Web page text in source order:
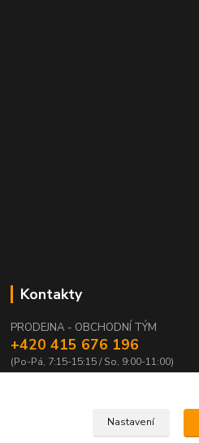
Kontakty
PRODEJNA - OBCHODNÍ TÝM
+420 415 676 196
(Po-Pá, 7:15-15:15 / So, 9:00-11:00)
Nastavení